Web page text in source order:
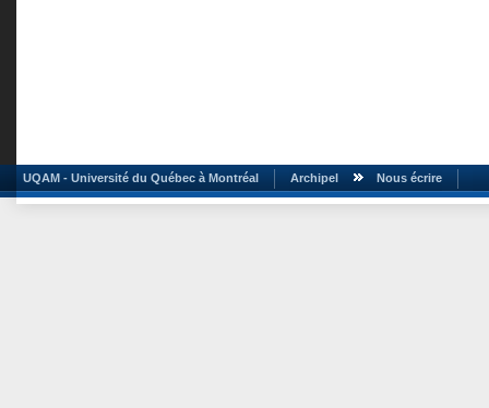
UQAM - Université du Québec à Montréal Archipel Nous écrire